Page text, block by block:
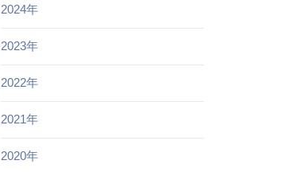
2024年
2023年
2022年
2021年
2020年